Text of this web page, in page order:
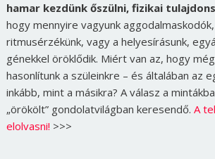
hamar kezdünk őszülni, fizikai
hogy mennyire vagyunk
ritmusérzékünk, vagy a helyesírásunk,
génekkel öröklődik. Miért van az, hogy
hasonlítunk a szüleinkre – és általában az
inkább, mint a másikra? A válasz a
„örökölt” gondolatvilágban keresendő. A
elolvasni! >>>